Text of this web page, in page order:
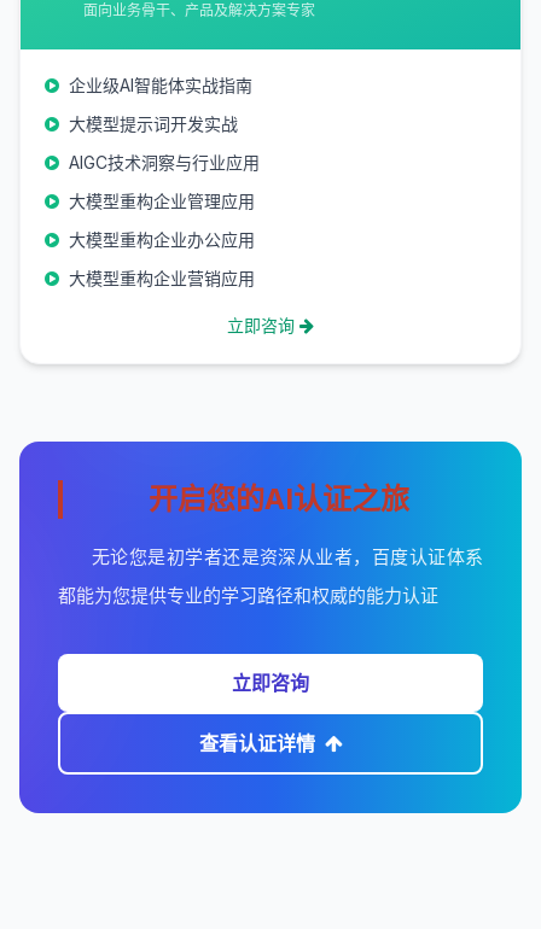
面向业务骨干、产品及解决方案专家
企业级AI智能体实战指南
大模型提示词开发实战
AIGC技术洞察与行业应用
大模型重构企业管理应用
大模型重构企业办公应用
大模型重构企业营销应用
立即咨询
开启您的AI认证之旅
无论您是初学者还是资深从业者，百度认证体系
都能为您提供专业的学习路径和权威的能力认证
立即咨询
查看认证详情